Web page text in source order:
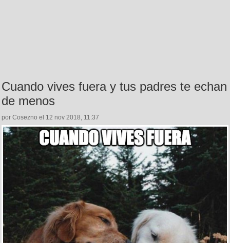
Cuando vives fuera y tus padres te echan
de menos
por Cosezno el 12 nov 2018, 11:37